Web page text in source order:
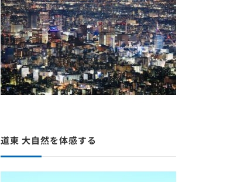
道東 大自然を体感する